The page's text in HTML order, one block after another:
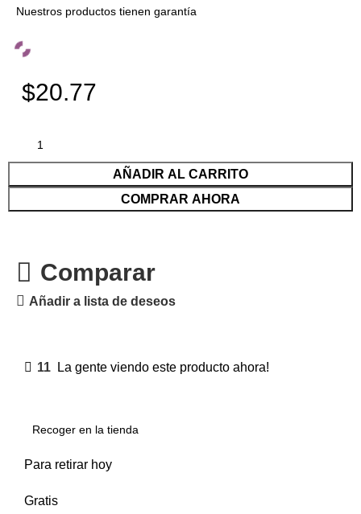
Nuestros productos tienen garantía
$20.77
AÑADIR AL CARRITO
COMPRAR AHORA
Comparar
Añadir a lista de deseos
11 La gente viendo este producto ahora!
Recoger en la tienda
Para retirar hoy
Gratis